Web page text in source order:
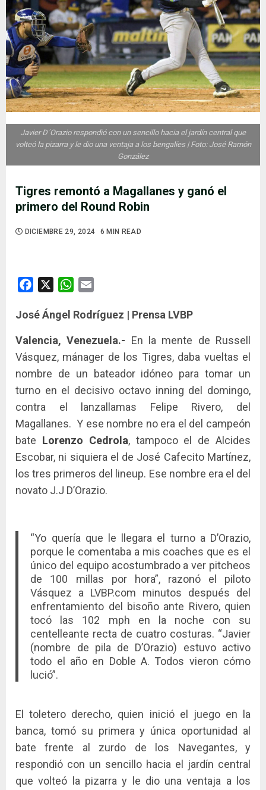
Tigres remontó a Magallanes y ganó el
primero del Round Robin
DICIEMBRE 29, 2024 6 MIN READ
Javier D´Orazio respondió con un sencillo hacia el jardín central que
volteó la pizarra y le dio una ventaja a los bengalíes | Foto: José Ramón
González
Facebook WhatsApp
José Ángel Rodríguez | Prensa LVBP
Valencia, Venezuela.- En la mente de Russell
Vásquez, mánager de los Tigres, daba vueltas el
nombre de un bateador idóneo para tomar un
turno en el decisivo octavo inning del domingo,
contra el lanzallamas Felipe Rivero, del
Magallanes. Y ese nombre no era el del campeón
bate Lorenzo Cedrola, tampoco el de Alcides
Escobar, ni siquiera el de José Cafecito Martínez,
los tres primeros del lineup. Ese nombre era el del
novato J.J D’Orazio.
“Yo quería que le llegara el turno a D’Orazio,
porque le comentaba a mis coaches que es el
único del equipo acostumbrado a ver pitcheos
de 100 millas por hora”, razonó el piloto
Vásquez a LVBP.com minutos después del
enfrentamiento del bisoño ante Rivero, quien
tocó las 102 mph en la noche con su
centelleante recta de cuatro costuras. “Javier
(nombre de pila de D’Orazio) estuvo activo
todo el año en Doble A. Todos vieron cómo
lució”.
El toletero derecho, quien inició el juego en la
banca, tomó su primera y única oportunidad al
bate frente al zurdo de los Navegantes, y
respondió con un sencillo hacia el jardín central
que volteó la pizarra y le dio una ventaja a los